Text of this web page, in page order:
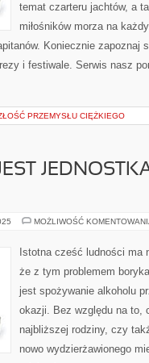
temat czarteru jachtów, a
miłośników morza na
Koniecznie zapoznaj
i festiwale. Serwis nasz
PRZEMYSŁU CIĘŻKIEGO
MOŻLIWOŚĆ
Istotna cześć ludności ma
że z tym problemem
jest spożywanie alkoholu
okazji. Bez względu na to,
najbliższej rodziny, czy
nowo wydzierżawionego